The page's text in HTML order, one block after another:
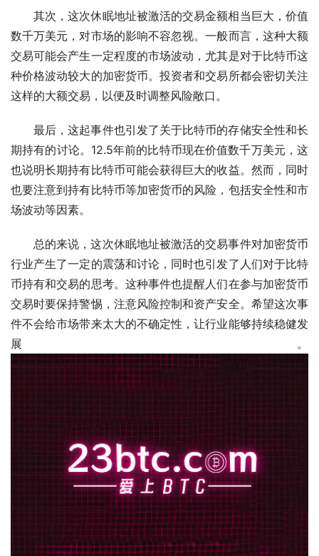
其次，这次休眠地址被激活的交易金额相当巨大，价值
数千万美元，对市场的影响不容忽视。一般而言，这种大额
交易可能会产生一定程度的市场波动，尤其是对于比特币这
种价格波动较大的加密货币。投资者和交易所都会密切关注
这样的大额交易，以便及时调整风险敞口。
最后，这起事件也引发了关于比特币的存储安全性和长
期持有的讨论。12.5年前的比特币现在价值数千万美元，这
也说明长期持有比特币可能会获得巨大的收益。然而，同时
也要注意到持有比特币等加密货币的风险，包括安全性和市
场波动等因素。
总的来说，这次休眠地址被激活的交易事件对加密货币
行业产生了一定的震荡和讨论，同时也引发了人们对于比特
币持有和交易的思考。这种事件也提醒人们在参与加密货币
交易时要保持警惕，注意风险控制和资产安全。希望这次事
件不会给市场带来太大的不确定性，让行业能够持续稳健发
展。